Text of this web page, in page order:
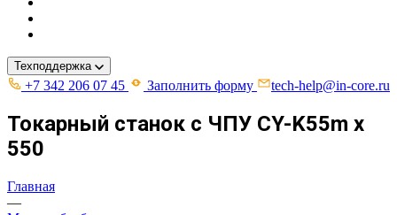
Техподдержка
+7 342 206 07 45 Заполнить форму tech-help@in-core.ru
Токарный станок с ЧПУ CY-K55m x
550
Главная
—